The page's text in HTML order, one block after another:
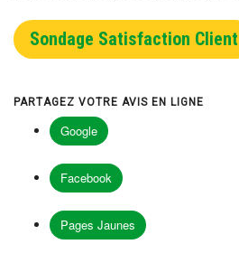
Sondage Satisfaction Client
PARTAGEZ VOTRE AVIS EN LIGNE
Google
Facebook
Pages Jaunes